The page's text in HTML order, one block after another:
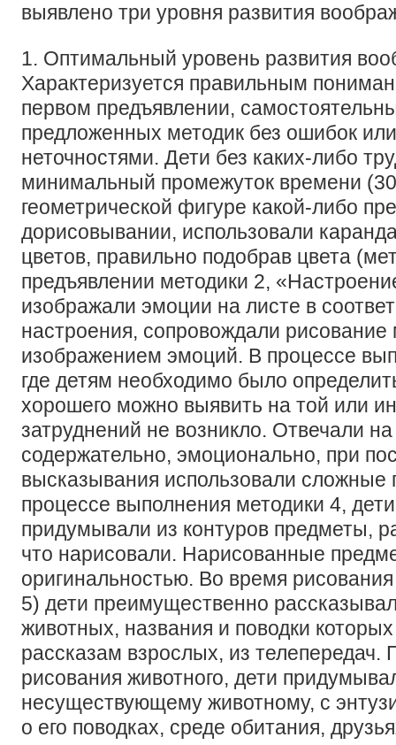
выявлено три уровня развития
1. Оптимальный уровень развития
Характеризуется правильным
первом предъявлении,
предложенных методик без ошибок
неточностями. Дети без каких-либо
минимальный промежуток времени
геометрической фигуре какой-либо
дорисовывании, использовали
цветов, правильно подобрав цвета
предъявлении методики 2,
изображали эмоции на листе в
настроения, сопровождали
изображением эмоций. В процессе
где детям необходимо было
хорошего можно выявить на той или
затруднений не возникло. Отвечали
содержательно, эмоционально, при
высказывания использовали сложные
процессе выполнения методики 4,
придумывали из контуров предметы,
что нарисовали. Нарисованные
оригинальностью. Во время
5) дети преимущественно
животных, названия и поводки
рассказам взрослых, из телепередач.
рисования животного, дети
несуществующему животному, с
о его поводках, среде обитания,